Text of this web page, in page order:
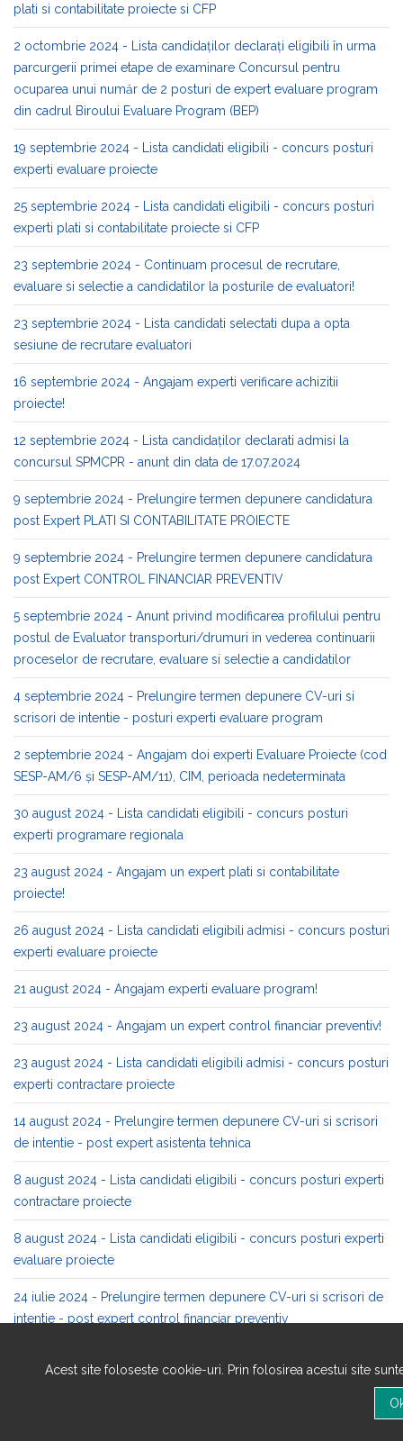
plati si contabilitate proiecte si CFP
2 octombrie 2024 - Lista candidaților declarați eligibili în urma
parcurgerii primei etape de examinare Concursul pentru
ocuparea unui număr de 2 posturi de expert evaluare program
din cadrul Biroului Evaluare Program (BEP)
19 septembrie 2024 - Lista candidati eligibili - concurs posturi
experti evaluare proiecte
25 septembrie 2024 - Lista candidati eligibili - concurs posturi
experti plati si contabilitate proiecte si CFP
23 septembrie 2024 - Continuam procesul de recrutare,
evaluare si selectie a candidatilor la posturile de evaluatori!
23 septembrie 2024 - Lista candidati selectati dupa a opta
sesiune de recrutare evaluatori
16 septembrie 2024 - Angajam experti verificare achizitii
proiecte!
12 septembrie 2024 - Lista candidaților declarati admisi la
concursul SPMCPR - anunt din data de 17.07.2024
9 septembrie 2024 - Prelungire termen depunere candidatura
post Expert PLATI SI CONTABILITATE PROIECTE
9 septembrie 2024 - Prelungire termen depunere candidatura
post Expert CONTROL FINANCIAR PREVENTIV
5 septembrie 2024 - Anunt privind modificarea profilului pentru
postul de Evaluator transporturi/drumuri in vederea continuarii
proceselor de recrutare, evaluare si selectie a candidatilor
4 septembrie 2024 - Prelungire termen depunere CV-uri si
scrisori de intentie - posturi experti evaluare program
2 septembrie 2024 - Angajam doi experti Evaluare Proiecte (cod
SESP-AM/6 și SESP-AM/11), CIM, perioada nedeterminata
30 august 2024 - Lista candidati eligibili - concurs posturi
experti programare regionala
23 august 2024 - Angajam un expert plati si contabilitate
proiecte!
26 august 2024 - Lista candidati eligibili admisi - concurs posturi
experti evaluare proiecte
21 august 2024 - Angajam experti evaluare program!
23 august 2024 - Angajam un expert control financiar preventiv!
23 august 2024 - Lista candidati eligibili admisi - concurs posturi
experti contractare proiecte
14 august 2024 - Prelungire termen depunere CV-uri si scrisori
de intentie - post expert asistenta tehnica
8 august 2024 - Lista candidati eligibili - concurs posturi experti
contractare proiecte
8 august 2024 - Lista candidati eligibili - concurs posturi experti
evaluare proiecte
24 iulie 2024 - Prelungire termen depunere CV-uri si scrisori de
intentie - post expert control financiar preventiv
de recrutare evaluatori
Acest site foloseste cookie-uri. Prin folosirea acestui site